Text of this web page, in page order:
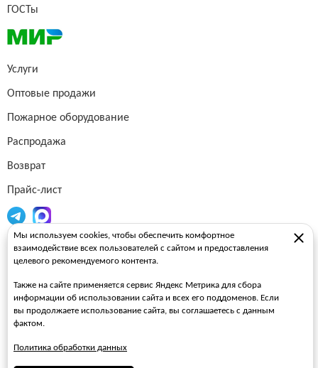
ГОСТы
Услуги
Оптовые продажи
Пожарное оборудование
Распродажа
Возврат
Прайс-лист
Огнетушители
Пожарные стволы
Пожарные шкафы
FAQ
Мы используем cookies, чтобы обеспечить комфортное
взаимодействие всех пользователей с сайтом и предоставления
целевого рекомендуемого контента.
Также на сайте применяется сервис Яндекс Метрика для сбора
информации об использовании сайта и всех его поддоменов. Если
вы продолжаете использование сайта, вы соглашаетесь с данным
фактом.
Политика обработки данных